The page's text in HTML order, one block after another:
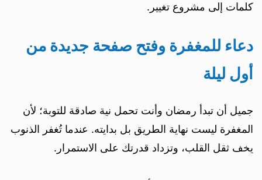
كلمات إلى مشروع تغيير.
دعاء للمغفرة وفتح صفحة جديدة من
أول ليلة
جميل أن تبدأ رمضان وأنت تحمل نية صادقة للتوبة؛ لأن
المغفرة ليست نهاية الطريق بل بدايته. عندما تُغفر الذنوب
يخف ثقل القلب، وتزداد قدرتك على الاستمرار.